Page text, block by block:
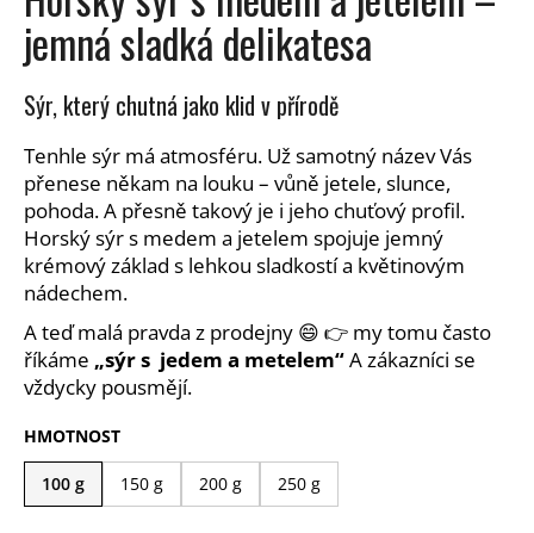
jemná sladká delikatesa
Sýr, který chutná jako klid v přírodě
Tenhle sýr má atmosféru. Už samotný název Vás
přenese někam na louku – vůně jetele, slunce,
pohoda. A přesně takový je i jeho chuťový profil.
Horský sýr s medem a jetelem spojuje jemný
krémový základ s lehkou sladkostí a květinovým
nádechem.
A teď malá pravda z prodejny 😄 👉 my tomu často
říkáme „sýr s jedem a metelem“A zákazníci se
vždycky pousmějí.
HMOTNOST
100 g 150 g 200 g 250 g
a
j
í
t
?
HLEDAT
D
p
o
u